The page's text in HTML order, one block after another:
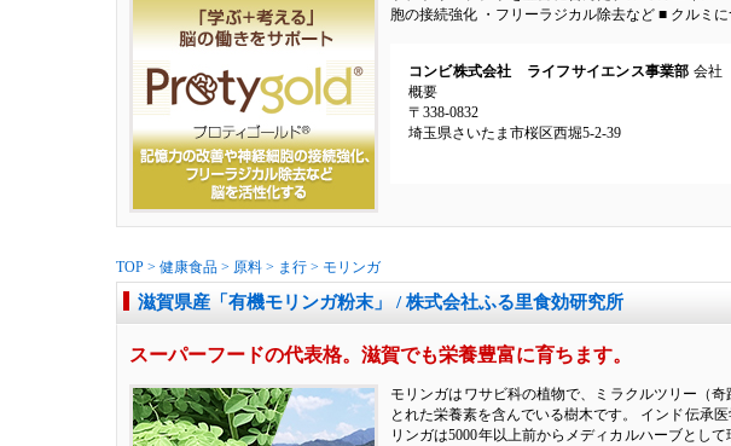
胞の接続強化 ・フリーラジカル除去など ■ クルミ
コンビ株式会社 ライフサイエンス事業部 会社
概要
〒338-0832
埼玉県さいたま市桜区西堀5-2-39
TOP > 健康食品 > 原料 > ま行 > モリンガ
滋賀県産「有機モリンガ粉末」 / 株式会社ふる里食効研究所
スーパーフードの代表格。滋賀でも栄養豊富に育ちます。
モリンガはワサビ科の植物で、ミラクルツリー（
とれた栄養素を含んでいる樹木です。 インド伝承
リンガは5000年以上前からメディカルハーブとし